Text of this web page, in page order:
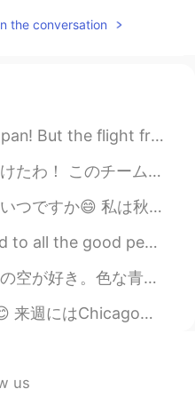
いので、明日は蟹
。
2021.04.28 13:33
ために、フルーツ
一緒に飲むと、と
一緒に飲むと、と
the conversation
to Narita is an 11 hour journey... That's...
った😅 6歳からずっと野球やったけど、軟式野球がまだまだ習ってきてない。 軟式はフィール...
ます！😍 これらは2018年秋に撮った写真です 📷 今年このような写真を撮るかどうか分かり...
the world, especially to all my friends here...
こでヤッホー出来る！ 今日だれかは僕の腕を見て質問した。「そのタトゥーにつて何が書い...
まで勉強する予定です。 先生として2ヵ月間休んでまた学生になりますね。 👩‍🏫...
us